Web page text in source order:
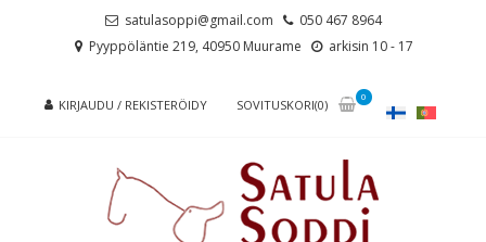
satulasoppi@gmail.com
050 467 8964
Pyyppöläntie 219, 40950 Muurame
arkisin 10 - 17
KIRJAUDU / REKISTERÖIDY SOVITUSKORI(0)
0